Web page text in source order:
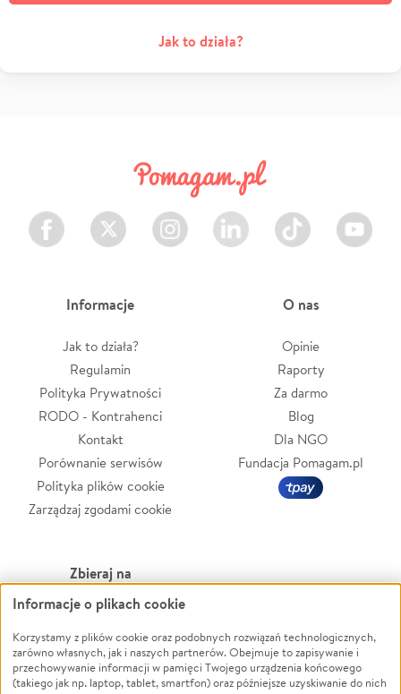
Jak to działa?
Facebook Twitter Instagram LinkedIn TikTok Youtube
Informacje
Jak to działa?
Regulamin
Polityka Prywatności
RODO - Kontrahenci
Kontakt
Porównanie serwisów
Polityka plików cookie
Zarządzaj zgodami cookie
O nas
Opinie
Raporty
Za darmo
Blog
Dla NGO
Fundacja Pomagam.pl
Zbieraj na
Leczenie
Zwierzęta
Pożar
Ukraina
Powódź
Wichura
NGO
Informacje o plikach cookie
Korzystamy z plików cookie oraz podobnych rozwiązań technologicznych,
zarówno własnych, jak i naszych partnerów. Obejmuje to zapisywanie i
przechowywanie informacji w pamięci Twojego urządzenia końcowego
(takiego jak np. laptop, tablet, smartfon) oraz późniejsze uzyskiwanie do nich